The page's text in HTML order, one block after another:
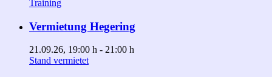
Training
Vermietung Hegering
21.09.26, 19:00 h - 21:00 h
Stand vermietet